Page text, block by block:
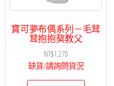
寶可夢布偶系列－毛茸
茸抱抱獒教父
NT$1,270
缺貨/請詢問貨況